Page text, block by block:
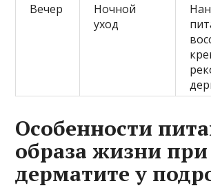
Вечер
Ночной
уход
Особенности
образа жизни при
дерматите у